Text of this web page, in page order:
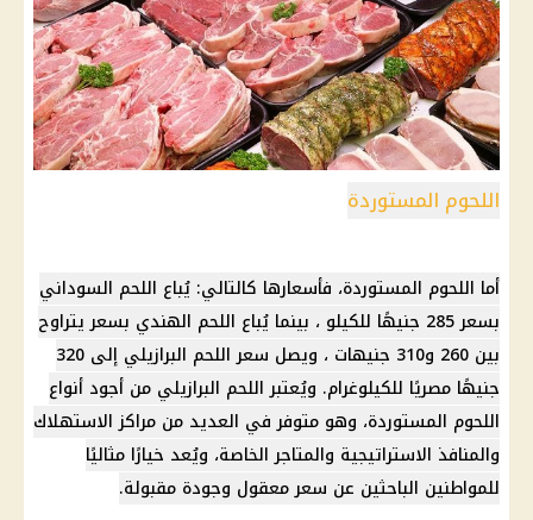
اللحوم المستوردة
أما اللحوم المستوردة، فأسعارها كالتالي: يُباع اللحم السوداني
بسعر 285 جنيهًا للكيلو ، بينما يُباع اللحم الهندي بسعر يتراوح
بين 260 و310 جنيهات ، ويصل سعر اللحم البرازيلي إلى 320
جنيهًا مصريًا للكيلوغرام. ويُعتبر اللحم البرازيلي من أجود أنواع
اللحوم المستوردة، وهو متوفر في العديد من مراكز الاستهلاك
والمنافذ الاستراتيجية والمتاجر الخاصة، ويُعد خيارًا مثاليًا
للمواطنين الباحثين عن سعر معقول وجودة مقبولة.